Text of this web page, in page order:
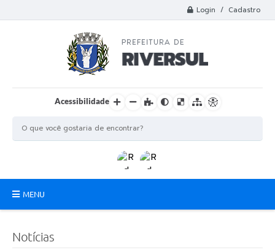
Login / Cadastro
Acessibilidade
MENU
Notícias